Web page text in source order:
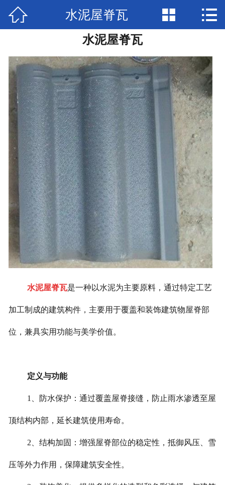
网站首页
新闻中心
检验报告
关于兴圣
视频中心
在线留言
联系我们
 水泥屋脊瓦  
水泥屋脊瓦
水泥屋脊瓦是一种以水泥为主要原料，通过特定工艺
加工制成的建筑构件，主要用于覆盖和装饰建筑物屋脊部
位，兼具实用功能与美学价值。
定义与功能
1、防水保护：通过覆盖屋脊接缝，防止雨水渗透至屋
顶结构内部，延长建筑使用寿命。
2、结构加固：增强屋脊部位的稳定性，抵御风压、雪
压等外力作用，保障建筑安全性。